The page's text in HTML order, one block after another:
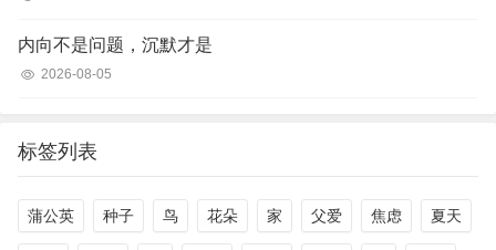
内向不是问题，沉默才是
2026-08-05
标签列表
蒲公英 种子 鸟 花朵 家 父爱 焦虑 夏天